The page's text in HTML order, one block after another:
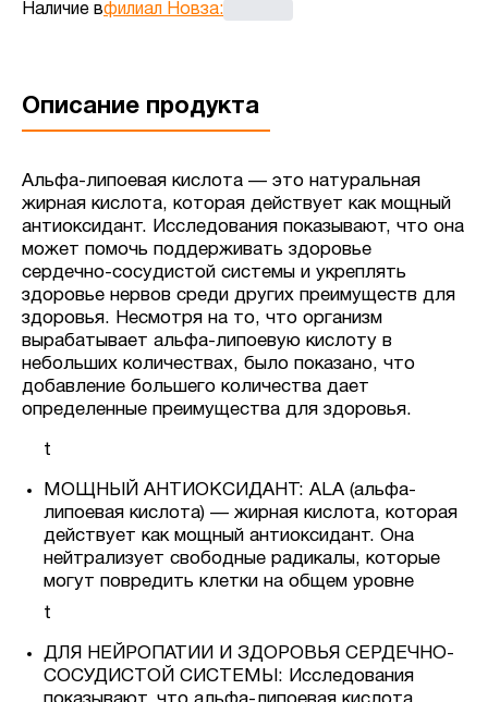
Наличие вфилиал Новза:
Описание продукта
Альфа-липоевая кислота — это натуральная
жирная кислота, которая действует как мощный
антиоксидант. Исследования показывают, что она
может помочь поддерживать здоровье
сердечно-сосудистой системы и укреплять
здоровье нервов среди других преимуществ для
здоровья. Несмотря на то, что организм
вырабатывает альфа-липоевую кислоту в
небольших количествах, было показано, что
добавление большего количества дает
определенные преимущества для здоровья.
t
МОЩНЫЙ АНТИОКСИДАНТ: ALA (альфа-
липоевая кислота) — жирная кислота, которая
действует как мощный антиоксидант. Она
нейтрализует свободные радикалы, которые
могут повредить клетки на общем уровне
t
ДЛЯ НЕЙРОПАТИИ И ЗДОРОВЬЯ СЕРДЕЧНО-
СОСУДИСТОЙ СИСТЕМЫ: Исследования
показывают, что альфа-липоевая кислота